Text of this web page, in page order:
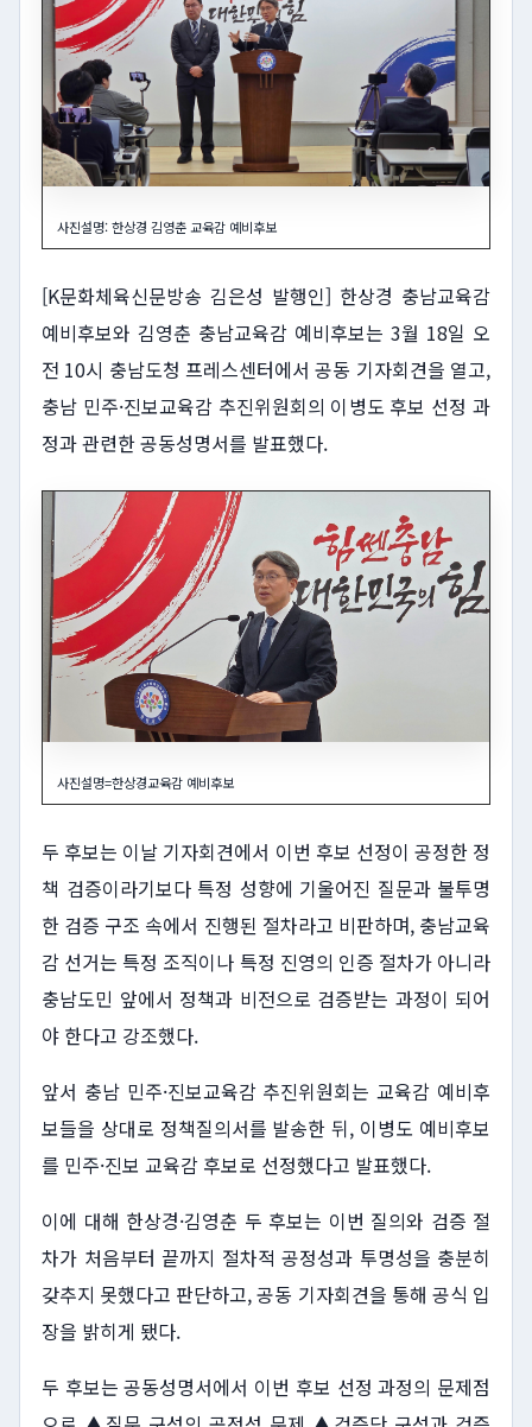
사진설명: 한상경 김영춘 교육감 예비후보
[K문화체육신문방송 김은성 발행인] 한상경 충남교육감
예비후보와 김영춘 충남교육감 예비후보는 3월 18일 오
전 10시 충남도청 프레스센터에서 공동 기자회견을 열고,
충남 민주·진보교육감 추진위원회의 이병도 후보 선정 과
정과 관련한 공동성명서를 발표했다.
사진설명=한상경교육감 예비후보
두 후보는 이날 기자회견에서 이번 후보 선정이 공정한 정
책 검증이라기보다 특정 성향에 기울어진 질문과 불투명
한 검증 구조 속에서 진행된 절차라고 비판하며, 충남교육
감 선거는 특정 조직이나 특정 진영의 인증 절차가 아니라
충남도민 앞에서 정책과 비전으로 검증받는 과정이 되어
야 한다고 강조했다.
앞서 충남 민주·진보교육감 추진위원회는 교육감 예비후
보들을 상대로 정책질의서를 발송한 뒤, 이병도 예비후보
를 민주·진보 교육감 후보로 선정했다고 발표했다.
이에 대해 한상경·김영춘 두 후보는 이번 질의와 검증 절
차가 처음부터 끝까지 절차적 공정성과 투명성을 충분히
갖추지 못했다고 판단하고, 공동 기자회견을 통해 공식 입
장을 밝히게 됐다.
두 후보는 공동성명서에서 이번 후보 선정 과정의 문제점